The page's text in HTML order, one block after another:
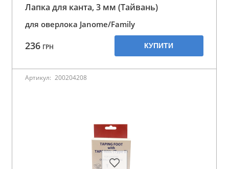
Лапка для канта, 3 мм (Тайвань)
для оверлока Janome/Family
236 ГРН КУПИТИ
Артикул: 200204208